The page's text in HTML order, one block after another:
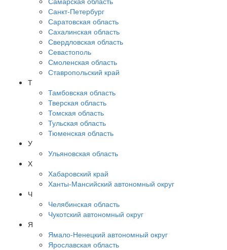
Санкт-Петербург
Саратовская область
Сахалинская область
Свердловская область
Севастополь
Смоленская область
Ставропольский край
Т
Тамбовская область
Тверская область
Томская область
Тульская область
Тюменская область
У
Ульяновская область
Х
Хабаровский край
Ханты-Мансийский автономный округ
Ч
Челябинская область
Чукотский автономный округ
Я
Ямало-Ненецкий автономный округ
Ярославская область